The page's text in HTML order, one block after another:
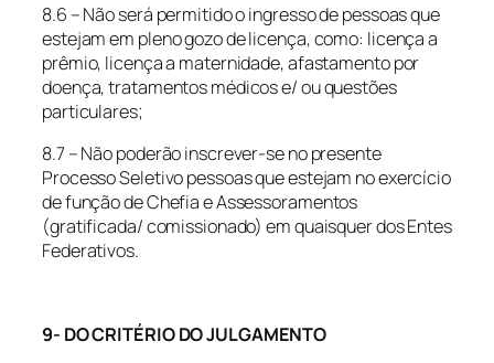
8.6 – Não será permitido o ingresso de pessoas que
estejam em pleno gozo de licença, como: licença a
prêmio, licença a maternidade, afastamento por
doença, tratamentos médicos e/ ou questões
particulares;
8.7 – Não poderão inscrever-se no presente
Processo Seletivo pessoas que estejam no exercício
de função de Chefia e Assessoramentos
(gratificada/ comissionado) em quaisquer dos Entes
Federativos.
9- DO CRITÉRIO DO JULGAMENTO